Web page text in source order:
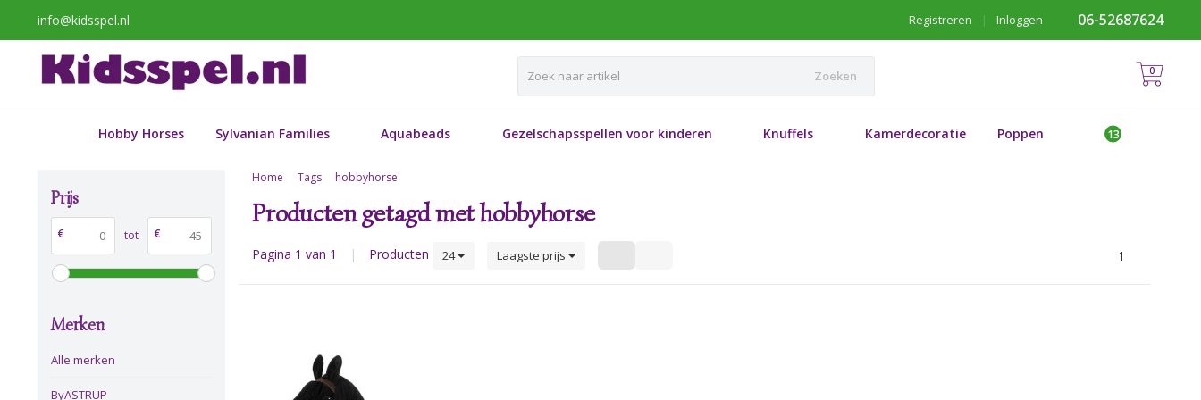
info@kidsspel.nl 06-52687624
Inloggen
|
Registreren
Zoeken 0
Hobby Horses Sylvanian Families Aquabeads Gezelschapsspellen voor kinderen Knuffels Kamerdecoratie Poppen
Prijs
€ tot €
Merken
Alle merken
ByASTRUP
Home Tags hobbyhorse
Producten getagd met hobbyhorse
Pagina 1 van 1 | Producten 24 Laagste prijs 1